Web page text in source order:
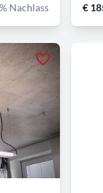
Nachlass €